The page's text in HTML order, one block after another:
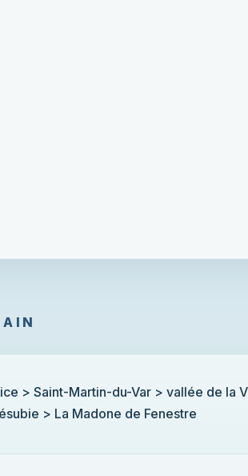
> Saint-Martin-du-Var > vallée de la Vésubie > Saint-Martin-
> La Madone de Fenestre